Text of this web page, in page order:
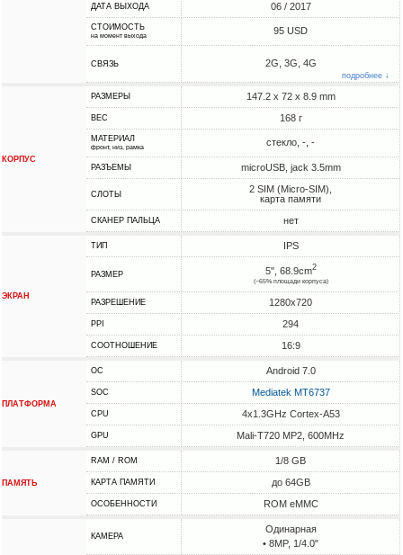
ДАТА ВЫХОДА 06 / 2017
СТОИМОСТЬ
на момент выхода 95 USD
СВЯЗЬ 2G, 3G, 4G
подробнее ↓
КОРПУС
РАЗМЕРЫ 147.2 x 72 x 8.9 mm
ВЕС 168 г
МАТЕРИАЛ
фронт, низ, рамка стекло, -, -
РАЗЪЕМЫ microUSB, jack 3.5mm
СЛОТЫ
2 SIM (Micro-SIM),
карта памяти
СКАНЕР ПАЛЬЦА нет
ЭКРАН
ТИП IPS
РАЗМЕР 5", 68.9cm2
(~65% площади корпуса)
РАЗРЕШЕНИЕ 1280x720
PPI 294
СООТНОШЕНИЕ 16:9
ПЛАТФОРМА
ОС Android 7.0
SOC Mediatek MT6737
CPU 4x1.3GHz Cortex-A53
GPU Mali-T720 MP2, 600MHz
ПАМЯТЬ
RAM / ROM 1/8 GB
КАРТА ПАМЯТИ до 64GB
ОСОБЕННОСТИ ROM eMMC
КАМЕРА
Одинарная
• 8MP, 1/4.0"